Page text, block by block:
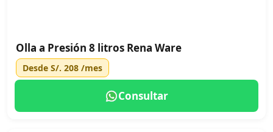
Olla a Presión 8 litros Rena Ware
Desde S/. 208 /mes
Consultar